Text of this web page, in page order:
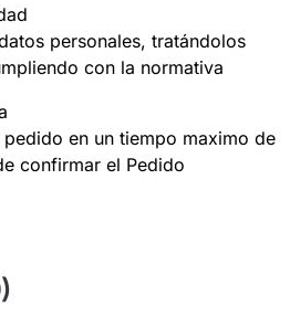
personales, tratándolos
con la normativa
pedido en un tiempo maximo de
confirmar el Pedido